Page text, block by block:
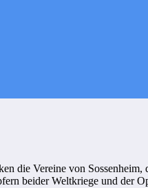
die Vereine von
beider Weltkriege und der